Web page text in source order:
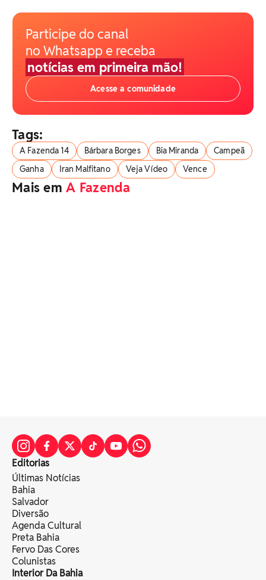
Participe do canal
no Whatsapp e receba
notícias em primeira mão!
Acesse a comunidade
Tags:
A Fazenda 14 Bárbara Borges Bia Miranda
Campeã
Ganha
Iran Malfitano Veja Vídeo Vence
Mais emA Fazenda
Editorias
Últimas Notícias
Bahia
Salvador
Diversão
Agenda Cultural
Preta Bahia
Fervo Das Cores
Colunistas
Interior Da Bahia